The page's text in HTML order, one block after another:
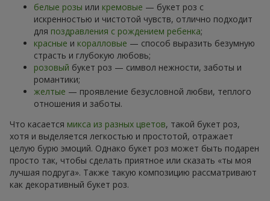
белые розы или кремовые — букет роз с
искренностью и чистотой чувств, отлично подходит
для поздравления с рождением ребенка;
красные и коралловые — способ выразить безумную
страсть и глубокую любовь;
розовый букет роз — символ нежности, заботы и
романтики;
желтые — проявление безусловной любви, теплого
отношения и заботы.
Что касается микса из разных цветов, такой букет роз,
хотя и выделяется легкостью и простотой, отражает
целую бурю эмоций. Однако букет роз может быть подарен
просто так, чтобы сделать приятное или сказать «ты моя
лучшая подруга». Также такую композицию рассматривают
как декоративный букет роз.